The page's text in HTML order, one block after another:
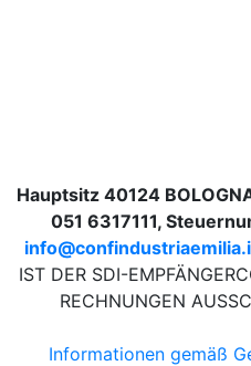
Hauptsitz 40124
051 6317111,
IST DER SDI-
RECHNUNGEN
Informationen gemäß